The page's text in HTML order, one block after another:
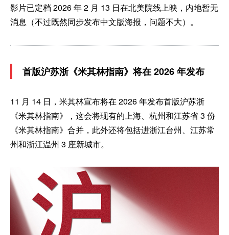
影片已定档 2026 年 2 月 13 日在北美院线上映，内地暂无
消息（不过既然同步发布中文版海报，问题不大）。
首版沪苏浙《米其林指南》将在 2026 年发布
11 月 14 日，米其林宣布将在 2026 年发布首版沪苏浙
《米其林指南》，这会将现有的上海、杭州和江苏省 3 份
《米其林指南》合并，此外还将包括进浙江台州、江苏常
州和浙江温州 3 座新城市。